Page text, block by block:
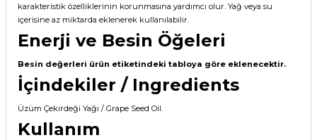
karakteristik özelliklerinin korunmasına yardımcı olur. Yağ veya su
içerisine az miktarda eklenerek kullanılabilir.
Enerji ve Besin Öğeleri
Besin değerleri ürün etiketindeki tabloya göre eklenecektir.
İçindekiler / Ingredients
Üzüm Çekirdeği Yağı / Grape Seed Oil.
Kullanım